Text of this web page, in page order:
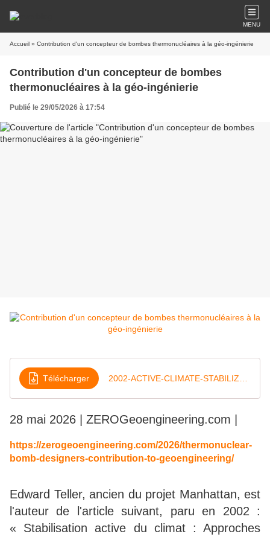
MENU
Accueil » Contribution d'un concepteur de bombes thermonucléaires à la géo-ingénierie
Contribution d'un concepteur de bombes
thermonucléaires à la géo-ingénierie
Publié le 29/05/2026 à 17:54
Télécharger
28 mai 2026 | ZEROGeoengineering.com |
https://zerogeoengineering.com/2026/thermonuclear-
bomb-designers-contribution-to-geoengineering/
Edward Teller, ancien du projet Manhattan, est
l'auteur de l'article suivant, paru en 2002 :
« Stabilisation active du climat : Approches